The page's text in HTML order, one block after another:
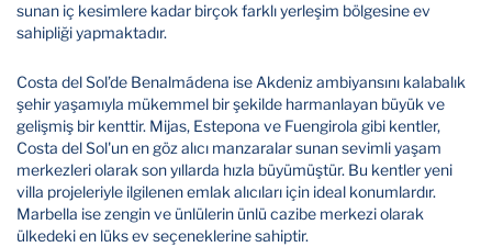
sunan iç kesimlere kadar birçok farklı yerleşim bölgesine ev
sahipliği yapmaktadır.
Costa del Sol’de Benalmádena ise Akdeniz ambiyansını kalabalık
şehir yaşamıyla mükemmel bir şekilde harmanlayan büyük ve
gelişmiş bir kenttir. Mijas, Estepona ve Fuengirola gibi kentler,
Costa del Sol'un en göz alıcı manzaralar sunan sevimli yaşam
merkezleri olarak son yıllarda hızla büyümüştür. Bu kentler yeni
villa projeleriyle ilgilenen emlak alıcıları için ideal konumlardır.
Marbella ise zengin ve ünlülerin ünlü cazibe merkezi olarak
ülkedeki en lüks ev seçeneklerine sahiptir.